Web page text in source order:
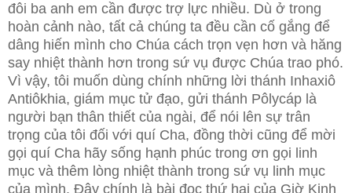
đôi ba anh em cần được trợ lực nhiều. Dù ở trong
hoàn cảnh nào, tất cả chúng ta đều cần cố gắng để
dâng hiến mình cho Chúa cách trọn vẹn hơn và hăng
say nhiệt thành hơn trong sứ vụ được Chúa trao phó.
Vì vậy, tôi muốn dùng chính những lời thánh Inhaxiô
Antiôkhia, giám mục tử đạo, gửi thánh Pôlycáp là
người bạn thân thiết của ngài, để nói lên sự trân
trọng của tôi đối với quí Cha, đồng thời cũng để mời
gọi quí Cha hãy sống hạnh phúc trong ơn gọi linh
mục và thêm lòng nhiệt thành trong sứ vụ linh mục
của mình. Đây chính là bài đọc thứ hai của Giờ Kinh